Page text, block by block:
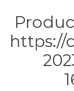
https://